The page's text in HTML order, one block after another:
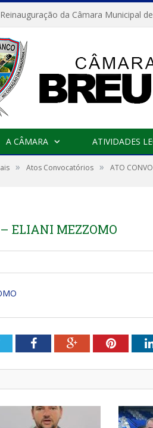
da Câmara Municipal
A CÂMARA ATIVIDADES
» Atos Convocatórios » ATO
ELIANI MEZZOMO
TwitterFacebookGoogle+